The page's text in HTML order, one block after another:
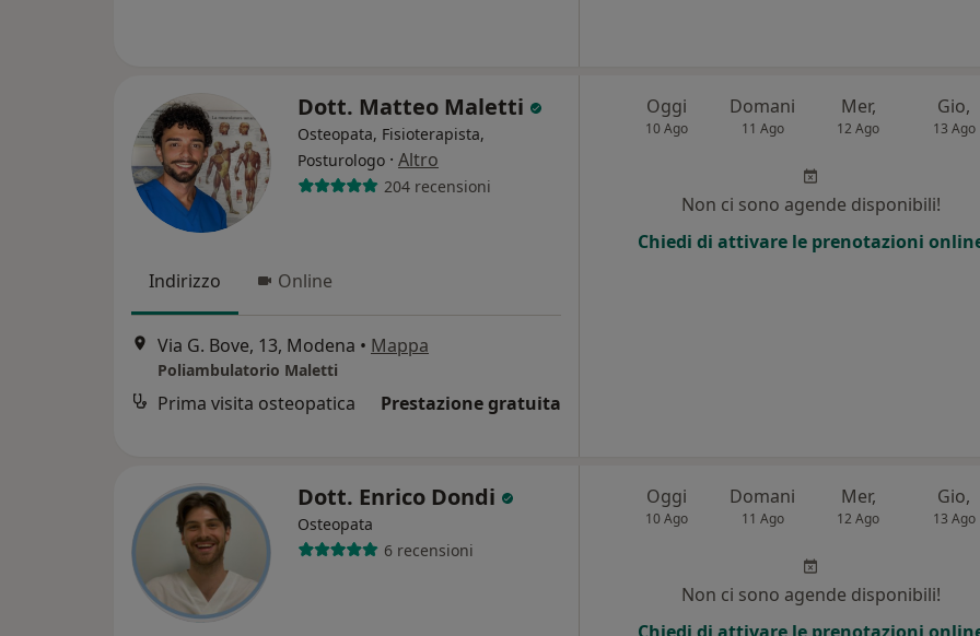
Dott. Matteo Maletti
Osteopata, Fisioterapista,
Posturologo · Altro
204 recensioni
Indirizzo Online
Via G. Bove, 13, Modena • Mappa
Poliambulatorio Maletti
Prima visita osteopatica Prestazione gratuita
Oggi
10 Ago
Domani
11 Ago
Mer,
12 Ago
Gio,
13 Ago
Non ci sono agende disponibili!
Chiedi di attivare le prenotazioni
Dott. Enrico Dondi
Osteopata
6 recensioni
Oggi
10 Ago
Domani
11 Ago
Mer,
12 Ago
Gio,
13 Ago
Non ci sono agende disponibili!